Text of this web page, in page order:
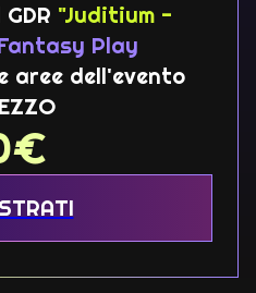
"Juditium -
Play
aree dell'evento
€